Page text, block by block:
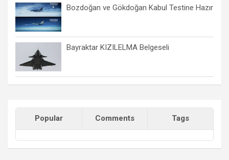
Bozdoğan ve Gökdoğan Kabul Testine Hazır
Bayraktar KIZILELMA Belgeseli
Popular Comments Tags